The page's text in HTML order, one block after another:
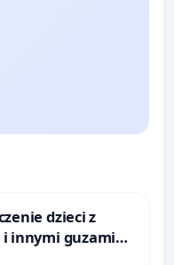
dzieci z
innymi guzami